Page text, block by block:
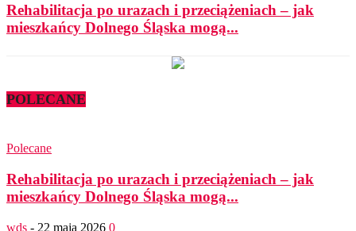
Rehabilitacja po urazach i przeciążeniach – jak
mieszkańcy Dolnego Śląska mogą...
POLECANE
Polecane
Rehabilitacja po urazach i przeciążeniach – jak
mieszkańcy Dolnego Śląska mogą...
wds - 22 maja 2026 0